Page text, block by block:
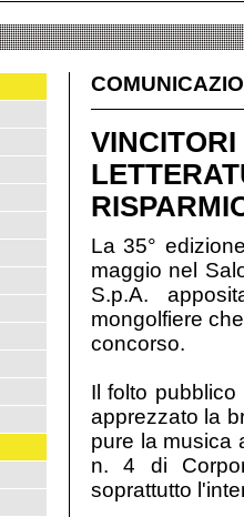
La 35°
maggio nel
S.p.A.
mongolfiere
concorso.
Il folto
apprezzato la
pure la musica
n. 4 di
soprattutto